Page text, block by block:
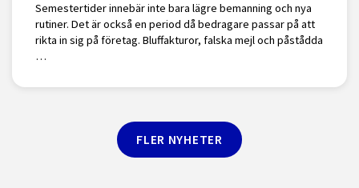
Semestertider innebär inte bara lägre bemanning och nya
rutiner. Det är också en period då bedragare passar på att
rikta in sig på företag. Bluffakturor, falska mejl och påstådda
…
FLER NYHETER